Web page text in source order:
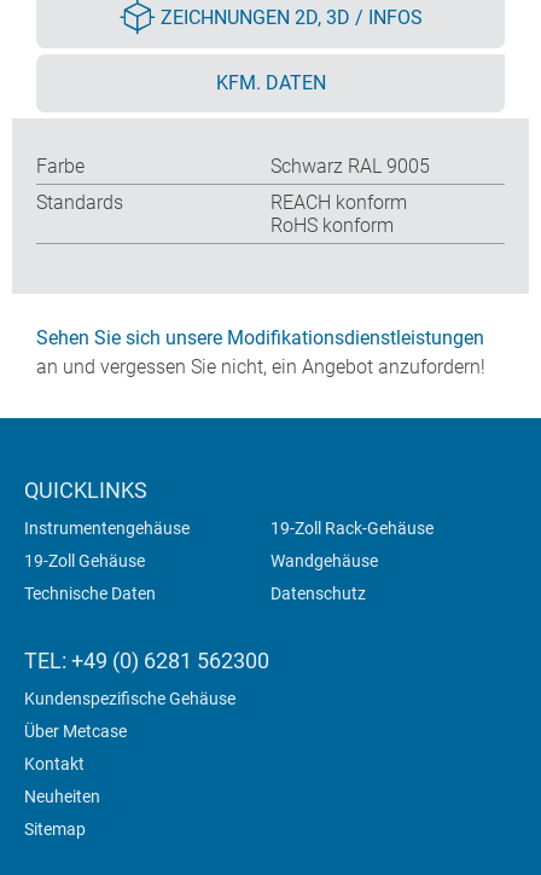
ZEICHNUNGEN 2D, 3D / INFOS
KFM. DATEN
Farbe
Schwarz RAL 9005
Standards
REACH konform
RoHS konform
Sehen Sie sich unsere Modifikationsdienstleistungen
an und vergessen Sie nicht, ein Angebot anzufordern!
QUICKLINKS
Instrumentengehäuse
19-Zoll Rack-Gehäuse
19-Zoll Gehäuse
Wandgehäuse
Technische Daten
Datenschutz
TEL: +49 (0) 6281 562300
Kundenspezifische Gehäuse
Über Metcase
Kontakt
Neuheiten
Sitemap